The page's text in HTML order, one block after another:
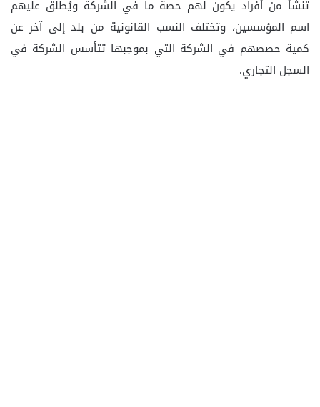
تنشأ من أفراد يكون لهم حصة ما في الشركة ويُطلق عليهم
اسم المؤسسين، وتختلف النسب القانونية من بلد إلى آخر عن
كمية حصصهم في الشركة التي بموجبها تتأسس الشركة في
السجل التجاري.